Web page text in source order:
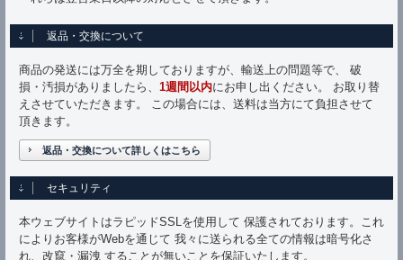
返品・交換について
商品の発送には万全を期しておりますが、輸送上の問題等で、 破
損・汚損がありましたら、 1週間以内にお申し出ください。 お取り替
えさせていただきます。 この場合には、送料は当方にて負担させて
頂きます。
返品・交換について詳しくはこちら
セキュリティ
本ウェブサイトはラピッドSSLを使用して 保護されております。これ
によりお客様がWebを通じて 我々に送られる全ての情報は暗号化さ
れ、改竄・漏洩 することが無いことを保証いたします。